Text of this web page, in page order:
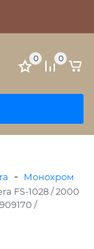
0 0
- Монохром
FS-1028 / 2000
/